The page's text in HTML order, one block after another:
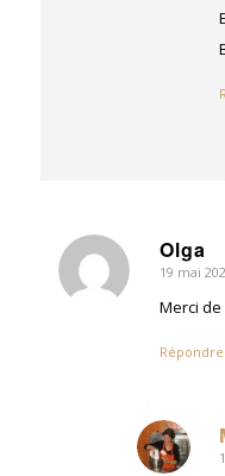
Olga
dit
19 mai
Merci de
Répondre